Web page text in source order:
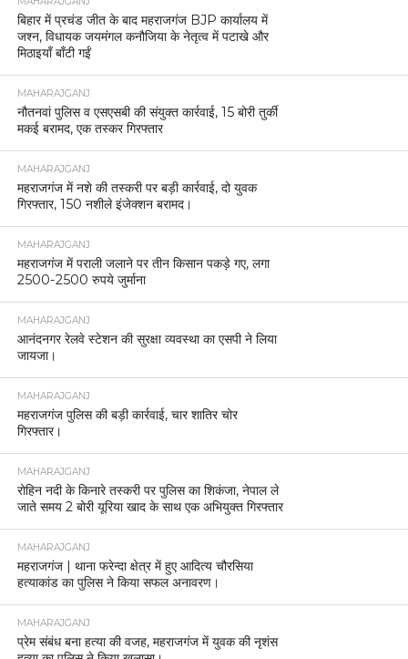
बिहार में प्रचंड जीत के बाद महराजगंज BJP कार्यालय में
जश्न, विधायक जयमंगल कनौजिया के नेतृत्व में पटाखे और
मिठाइयाँ बाँटी गईं
MAHARAJGANJ
नौतनवां पुलिस व एसएसबी की संयुक्त कार्रवाई, 15 बोरी तुर्की
मकई बरामद, एक तस्कर गिरफ्तार
MAHARAJGANJ
महराजगंज में नशे की तस्करी पर बड़ी कार्रवाई, दो युवक
गिरफ्तार, 150 नशीले इंजेक्शन बरामद।
MAHARAJGANJ
महराजगंज में पराली जलाने पर तीन किसान पकड़े गए, लगा
2500-2500 रुपये जुर्माना
MAHARAJGANJ
आनंदनगर रेलवे स्टेशन की सुरक्षा व्यवस्था का एसपी ने लिया
जायजा।
MAHARAJGANJ
महराजगंज पुलिस की बड़ी कार्रवाई, चार शातिर चोर
गिरफ्तार।
MAHARAJGANJ
रोहिन नदी के किनारे तस्करी पर पुलिस का शिकंजा, नेपाल ले
जाते समय 2 बोरी यूरिया खाद के साथ एक अभियुक्त गिरफ्तार
MAHARAJGANJ
महराजगंज | थाना फरेन्दा क्षेत्र में हुए आदित्य चौरसिया
हत्याकांड का पुलिस ने किया सफल अनावरण।
MAHARAJGANJ
प्रेम संबंध बना हत्या की वजह, महराजगंज में युवक की नृशंस